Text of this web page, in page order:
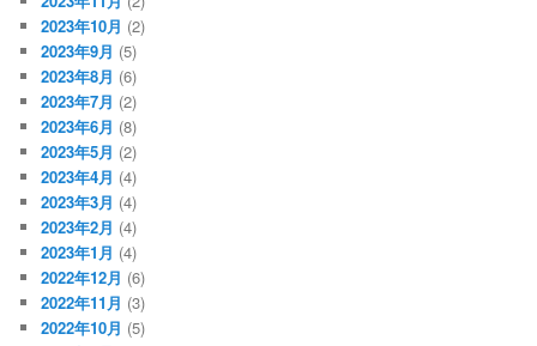
2023年10月 (2)
2023年9月 (5)
2023年8月 (6)
2023年7月 (2)
2023年6月 (8)
2023年5月 (2)
2023年4月 (4)
2023年3月 (4)
2023年2月 (4)
2023年1月 (4)
2022年12月 (6)
2022年11月 (3)
2022年10月 (5)